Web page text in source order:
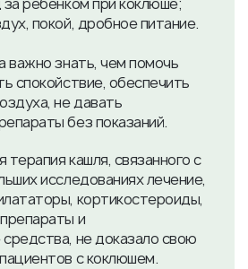
покой, дробное питание.
важно знать, чем помочь
спокойствие, обеспечить
не давать
без показаний.
кашля, связанного с
исследованиях лечение,
кортикостероиды,
и
не доказало свою
с коклюшем.